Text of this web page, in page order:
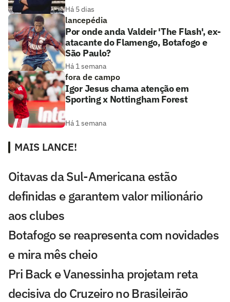
Há 5 dias
lancepédia
Por onde anda Valdeir 'The Flash', ex-
atacante do Flamengo, Botafogo e
São Paulo?
Há 1 semana
fora de campo
Igor Jesus chama atenção em
Sporting x Nottingham Forest
Há 1 semana
MAIS LANCE!
Oitavas da Sul-Americana estão
definidas e garantem valor milionário
aos clubes
Botafogo se reapresenta com novidades
e mira mês cheio
Pri Back e Vanessinha projetam reta
decisiva do Cruzeiro no Brasileirão